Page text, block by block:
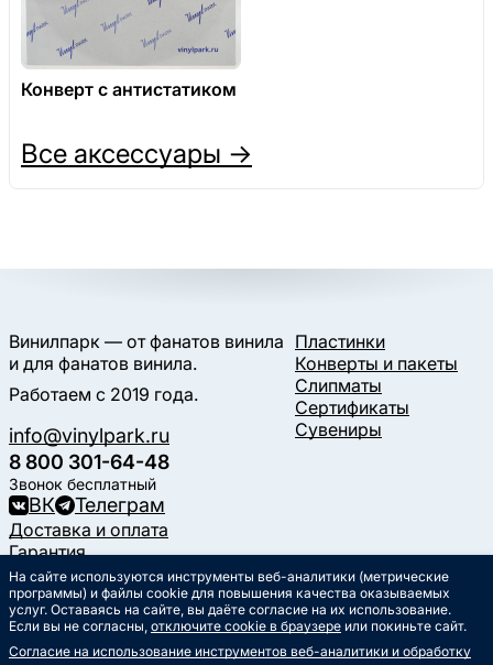
Конверт с антистатиком
Все аксессуары →
Винилпарк — от фанатов винила
и для фанатов винила.
Работаем с 2019 года.
info@vinylpark.ru
8 800 301-64-48
Звонок бесплатный
ВК Телеграм
Пластинки
Конверты и пакеты
Слипматы
Сертификаты
Сувениры
Доставка и оплата
Гарантия
Контакты
Статьи
Музыкальный календарь
На сайте используются инструменты веб-аналитики (метрические
программы) и файлы cookie для повышения качества оказываемых
услуг. Оставаясь на сайте, вы даёте согласие на их использование.
Если вы не согласны, отключите cookie в браузере или покиньте сайт.
Согласие на использование инструментов веб-аналитики и обработку